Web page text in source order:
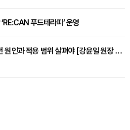
푸드테라피’ 운영
손발 다한증 보톡스, 시술 전 원인과 적용 범위 살펴야 [강윤일 원장 칼럼]